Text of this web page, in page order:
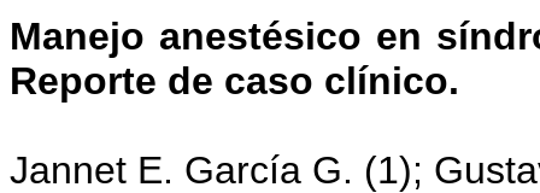
Manejo anestésico en
Reporte de caso clínico.
Jannet E. García G. (1);